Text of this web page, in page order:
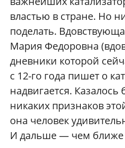
властью в стране. Но
поделать.
Мария Федоровна
дневники которой
с 12-го года пишет о
надвигается.
никаких признаков
она человек
И дальше — чем ближе